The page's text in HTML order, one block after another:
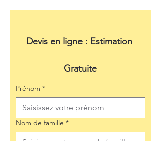
Devis en ligne : Estimation
Gratuite
Prénom *
Nom de famille *